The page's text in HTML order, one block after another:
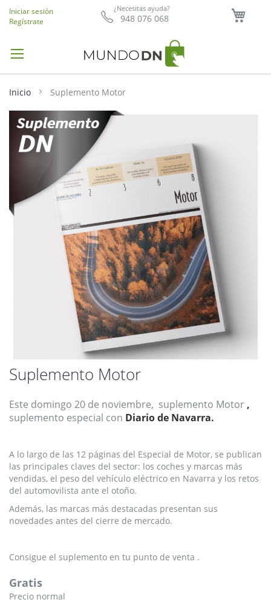
¿Necesitas ayuda?
948 076 068
Iniciar sesión
Regístrate
Inicio Suplemento Motor
Suplemento Motor
Este domingo 20 de noviembre, suplemento Motor,
suplemento especial con Diario de Navarra.
A lo largo de las 12 páginas del Especial de Motor, se publican
las principales claves del sector: los coches y marcas más
vendidas, el peso del vehículo eléctrico en Navarra y los retos
del automovilista ante el otoño.
Además, las marcas más destacadas presentan sus
novedades antes del cierre de mercado.
Consigue el suplemento en tu punto de venta .
Gratis
Precio normal
Saltar
final
de
imágenes
Saltar
al
de
la
imágenes